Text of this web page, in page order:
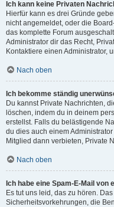
Ich kann keine Privaten
Hierfür kann es drei Gründe
nicht angemeldet, oder die
das komplette Forum
Administrator dir das Recht,
Kontaktiere einen Administrator,
Nach oben
Ich bekomme ständig
Du kannst Private Nachrichten,
löschen, indem du in deinem
erstellst. Falls du belästigende
du dies auch einem
Mitglied dann verbieten, Private
Nach oben
Ich habe eine Spam-E-Mail
Es tut uns leid, das zu hören.
Sicherheitsvorkehrungen, die